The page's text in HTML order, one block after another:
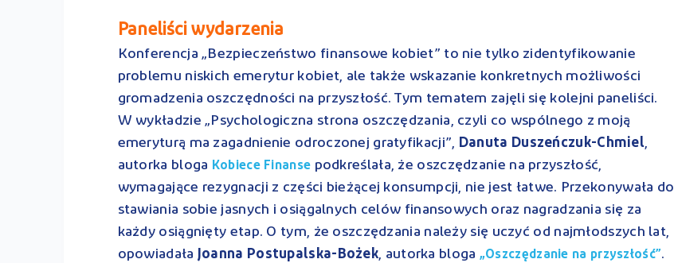
Paneliści wydarzenia
Konferencja „Bezpieczeństwo finansowe kobiet” to nie tylko zidentyfikowanie
problemu niskich emerytur kobiet, ale także wskazanie konkretnych możliwości
gromadzenia oszczędności na przyszłość. Tym tematem zajęli się kolejni paneliści.
W wykładzie „Psychologiczna strona oszczędzania, czyli co wspólnego z moją
emeryturą ma zagadnienie odroczonej gratyfikacji”, Danuta Duszeńczuk-Chmiel,
autorka bloga Kobiece Finanse podkreślała, że oszczędzanie na przyszłość,
wymagające rezygnacji z części bieżącej konsumpcji, nie jest łatwe. Przekonywała do
stawiania sobie jasnych i osiągalnych celów finansowych oraz nagradzania się za
każdy osiągnięty etap. O tym, że oszczędzania należy się uczyć od najmłodszych lat,
opowiadała Joanna Postupalska-Bożek, autorka bloga „Oszczędzanie na przyszłość”.